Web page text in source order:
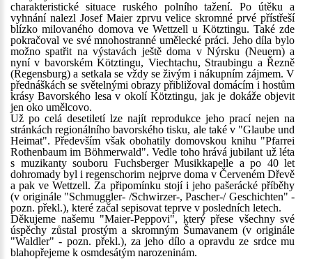
charakteristické situace ruského polního tažení. Po útěku a
vyhnání nalezl Josef Maier zprvu velice skromné prvé přístřeší
blízko milovaného domova ve Wettzell u Kötztingu. Také zde
pokračoval ve své mnohostranné umělecké práci. Jeho díla bylo
možno spatřit na výstavách ještě doma v Nýrsku (Neuern) a
nyní v bavorském Kötztingu, Viechtachu, Straubingu a Řezně
(Regensburg) a setkala se vždy se živým i nákupním zájmem. V
přednáškách se světelnými obrazy přibližoval domácím i hostům
krásy Bavorského lesa v okolí Kötztingu, jak je dokáže objevit
jen oko umělcovo.
Už po celá desetiletí lze najít reprodukce jeho prací nejen na
stránkách regionálního bavorského tisku, ale také v "Glaube und
Heimat". Především však obohatily domovskou knihu "Pfarrei
Rothenbaum im Böhmerwald". Vedle toho hrává jubilant už léta
s muzikanty souboru Fuchsberger Musikkapelle a po 40 let
dohromady byl i regenschorim nejprve doma v Červeném Dřevě
a pak ve Wettzell. Za připomínku stojí i jeho pašerácké příběhy
(v originále "Schmuggler- /Schwirzer-, Pascher-/ Geschichten" -
pozn. překl.), které začal sepisovat teprve v posledních letech.
Děkujeme našemu "Maier-Peppovi", který přese všechny své
úspěchy zůstal prostým a skromným Šumavanem (v originále
"Waldler" - pozn. překl.), za jeho dílo a opravdu ze srdce mu
blahopřejeme k osmdesátým narozeninám.